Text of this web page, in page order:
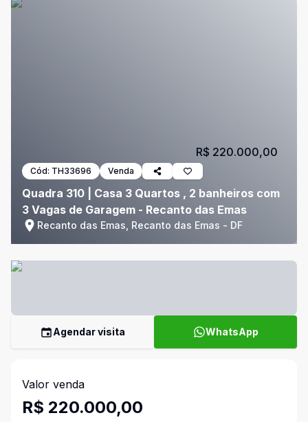
Cód: TH33696 Venda
Quadra 310 | Casa 3 Quartos , 2 banheiros com
3 Vagas de Garagem - Recanto das Emas
Recanto das Emas, Recanto das Emas - DF
R$ 220.000,00
Agendar visita WhatsApp
Valor venda
R$ 220.000,00